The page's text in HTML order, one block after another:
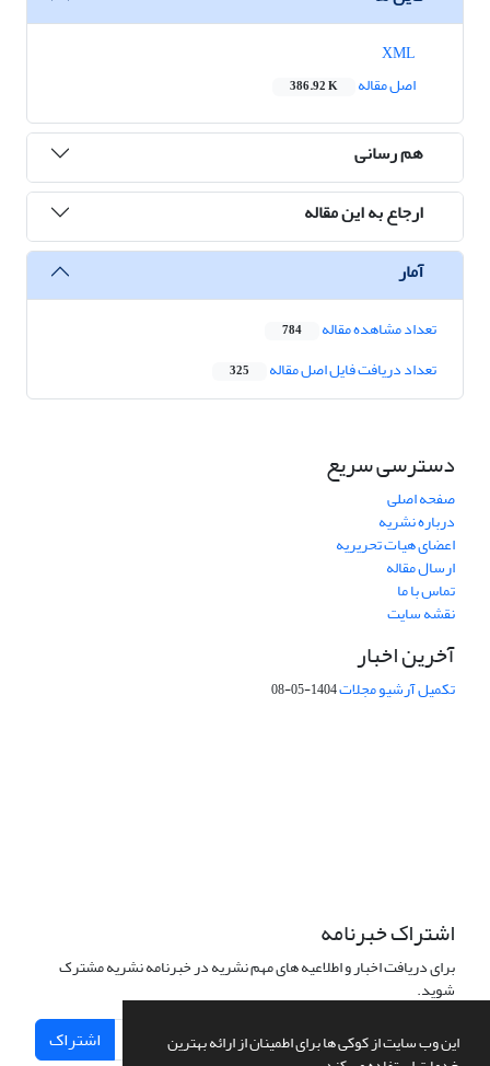
این وب سایت از کوکی ها برای اطمینان از ارائه بهترین
اصل مقاله
386.92 K
هم رسانی
ارجاع به این مقاله
آمار
تعداد مشاهده مقاله 784
تعداد دریافت فایل اصل مقاله 325
دسترسی سریع
صفحه اصلی
درباره نشریه
اعضای هیات تحریریه
ارسال مقاله
تماس با ما
نقشه سایت
آخرین اخبار
تکمیل آرشیو مجلات1404-05-08
اشتراک خبرنامه
برای دریافت اخبار و اطلاعیه های مهم نشریه در خبرنامه نشریه مشترک
شوید.
اشتراک